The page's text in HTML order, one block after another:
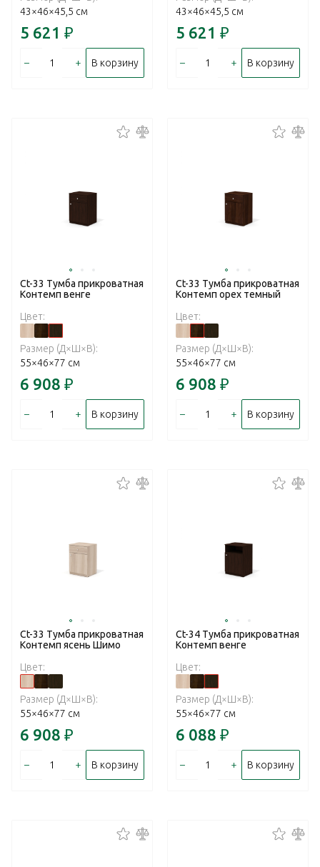
43×46×45,5 см
5 621 ₽
– + В корзину
43×46×45,5 см
5 621 ₽
– + В корзину
Ct-33 Тумба прикроватная
Контемп венге
Цвет:
Размер (Д×Ш×В):
55×46×77 см
6 908 ₽
– + В корзину
Ct-33 Тумба прикроватная
Контемп орех темный
Цвет:
Размер (Д×Ш×В):
55×46×77 см
6 908 ₽
– + В корзину
Ct-33 Тумба прикроватная
Контемп ясень Шимо
Цвет:
Размер (Д×Ш×В):
55×46×77 см
6 908 ₽
– + В корзину
Ct-34 Тумба прикроватная
Контемп венге
Цвет:
Размер (Д×Ш×В):
55×46×77 см
6 088 ₽
– + В корзину